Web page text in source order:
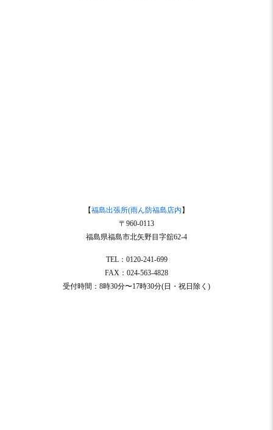
【福島出張所(雨ん防福島店内 】
〒960-0113
福島県福島市北矢野目字舘62-4
TEL：0120-241-699
FAX：024-563-4828
受付時間：8時30分〜17時30分(日・祝日除く)